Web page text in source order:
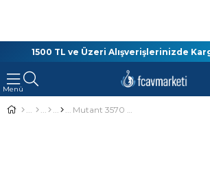
1500 TL ve Üzeri Alışverişlerinizde
Mutant 3570 Walker Aromalı Silindir Boili Sarı 30'Lu Kutu Sazan Yemi